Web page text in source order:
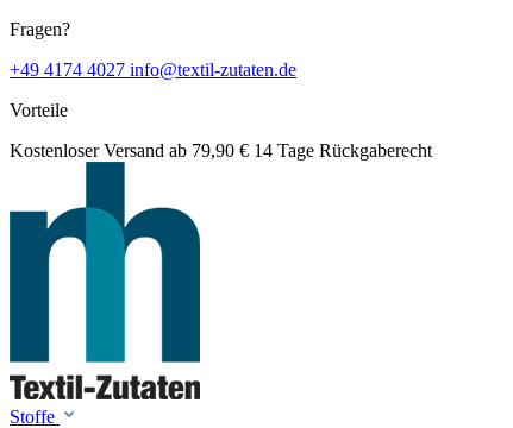
Fragen?
+49 4174 4027 info@textil-zutaten.de
Vorteile
Kostenloser Versand ab 79,90 € 14 Tage Rückgaberecht
Stoffe